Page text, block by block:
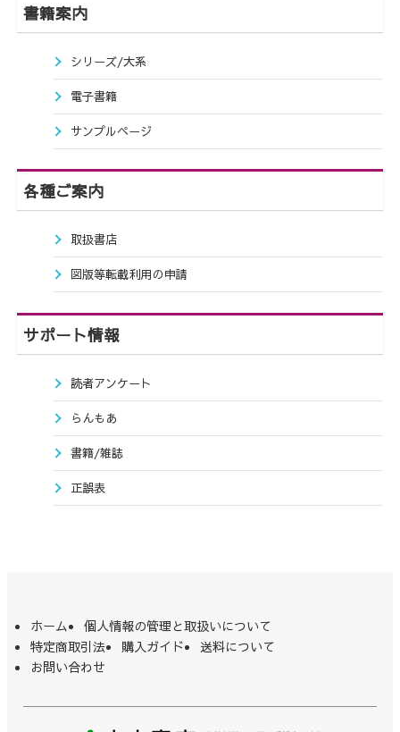
書籍案内
シリーズ/大系
電子書籍
サンプルページ
各種ご案内
取扱書店
図版等転載利用の申請
サポート情報
読者アンケート
らんもあ
書籍/雑誌
正誤表
ホーム
個人情報の管理と取扱いについて
特定商取引法
購入ガイド
送料について
お問い合わせ